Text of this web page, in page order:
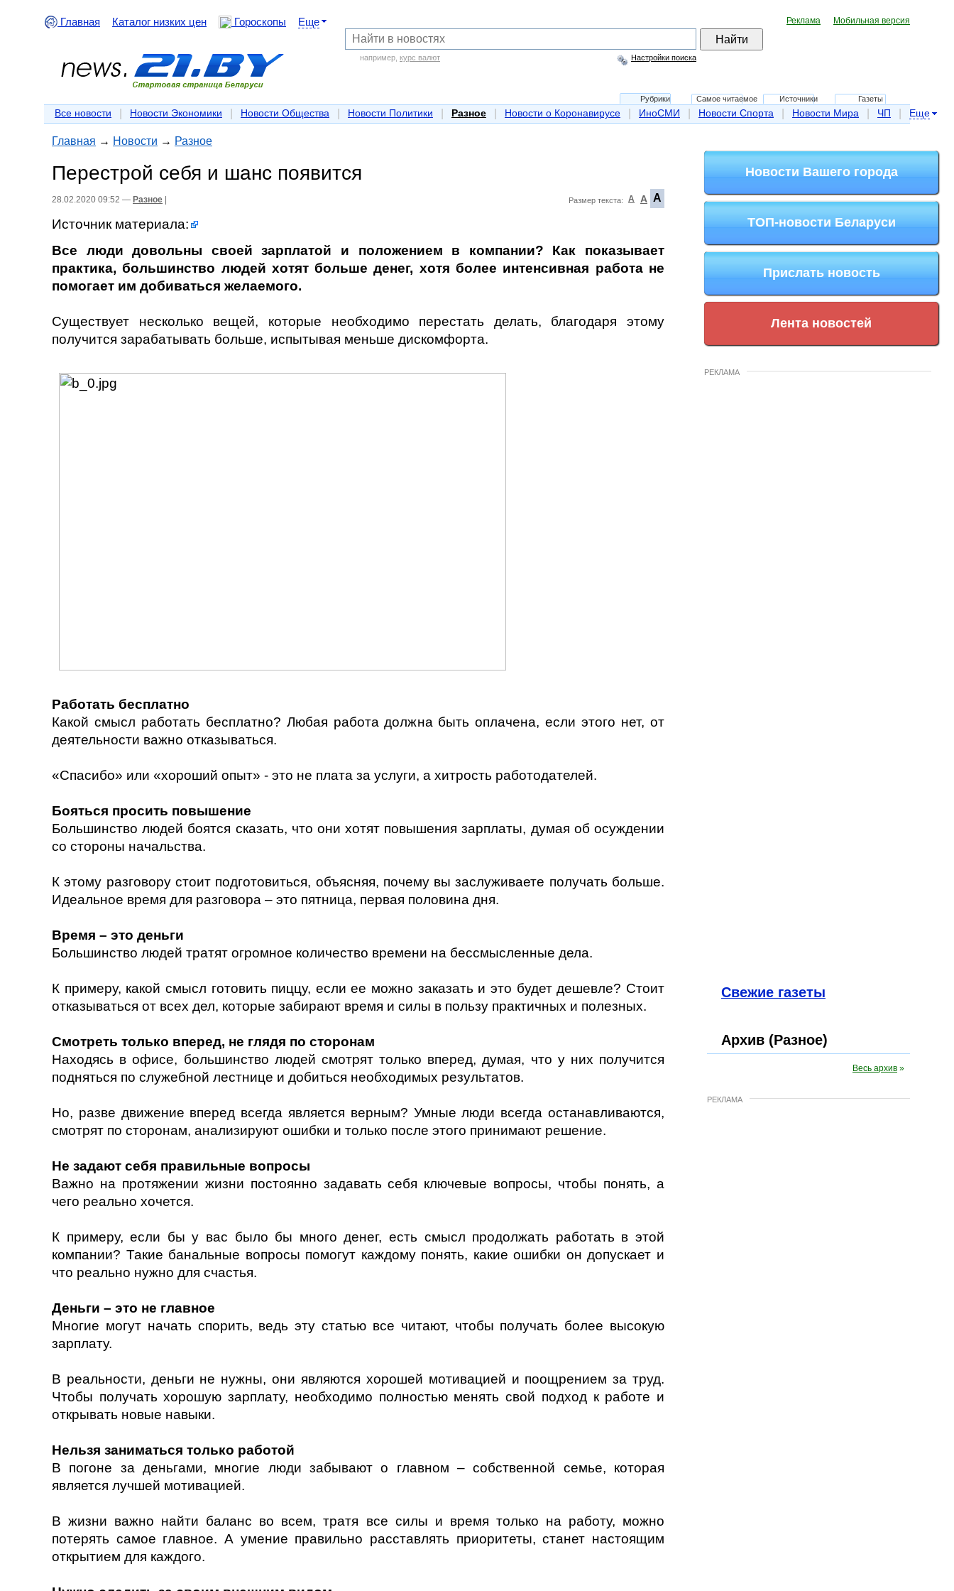
Главная Каталог низких цен Гороскопы Еще Мобильная версия
Реклама
например, курс валют Настройки поиска
Газеты
Источники
Самое читаемое
Рубрики
Все новости Новости Экономики Новости Общества Новости Политики Разное Новости о Коронавирусе ИноСМИ Новости Спорта Новости Мира ЧП Еще
Главная → Новости → Разное
Перестрой себя и шанс появится
28.02.2020 09:52 — Разное Размер текста: A A A
Источник материала:
Все люди довольны своей зарплатой и положением в компании? Как показывает
практика, большинство людей хотят больше денег, хотя более интенсивная работа не
помогает им добиваться желаемого.
Существует несколько вещей, которые необходимо перестать делать, благодаря этому
получится зарабатывать больше, испытывая меньше дискомфорта.
Работать бесплатно
Какой смысл работать бесплатно? Любая работа должна быть оплачена, если этого нет, от
деятельности важно отказываться.
«Спасибо» или «хороший опыт» - это не плата за услуги, а хитрость работодателей.
Бояться просить повышение
Большинство людей боятся сказать, что они хотят повышения зарплаты, думая об осуждении
со стороны начальства.
К этому разговору стоит подготовиться, объясняя, почему вы заслуживаете получать больше.
Идеальное время для разговора – это пятница, первая половина дня.
Время – это деньги
Большинство людей тратят огромное количество времени на бессмысленные дела.
К примеру, какой смысл готовить пиццу, если ее можно заказать и это будет дешевле? Стоит
отказываться от всех дел, которые забирают время и силы в пользу практичных и полезных.
Смотреть только вперед, не глядя по сторонам
Находясь в офисе, большинство людей смотрят только вперед, думая, что у них получится
подняться по служебной лестнице и добиться необходимых результатов.
Но, разве движение вперед всегда является верным? Умные люди всегда останавливаются,
смотрят по сторонам, анализируют ошибки и только после этого принимают решение.
Не задают себя правильные вопросы
Важно на протяжении жизни постоянно задавать себя ключевые вопросы, чтобы понять, а
чего реально хочется.
К примеру, если бы у вас было бы много денег, есть смысл продолжать работать в этой
компании? Такие банальные вопросы помогут каждому понять, какие ошибки он допускает и
что реально нужно для счастья.
Деньги – это не главное
Многие могут начать спорить, ведь эту статью все читают, чтобы получать более высокую
зарплату.
В реальности, деньги не нужны, они являются хорошей мотивацией и поощрением за труд.
Чтобы получать хорошую зарплату, необходимо полностью менять свой подход к работе и
открывать новые навыки.
Нельзя заниматься только работой
В погоне за деньгами, многие люди забывают о главном – собственной семье, которая
является лучшей мотивацией.
В жизни важно найти баланс во всем, тратя все силы и время только на работу, можно
потерять самое главное. А умение правильно расставлять приоритеты, станет настоящим
открытием для каждого.
Новости Вашего города
ТОП-новости Беларуси
Прислать новость
Лента новостей
РЕКЛАМА
Свежие газеты
Архив (Разное)
Весь архив »
РЕКЛАМА